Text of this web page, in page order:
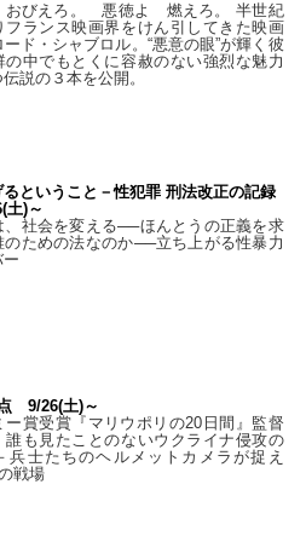
びえろ。 悪徳よ 燃えろ。 半世紀
フランス映画界をけん引してきた映画
ド・シャブロル。“悪意の眼”が輝く彼
の中でもとくに容赦のない強烈な魅力
説の３本を公開。
るということ－性犯罪 刑法改正の記録
)～
、社会を変える──ほんとうの正義を求
のための法なのか──立ち上がる性暴力
9/26(土)～
ー賞受賞『マリウポリの20日間』監督
誰も見たことのないウクライナ侵攻の
兵士たちのヘルメットカメラが捉え
戦場